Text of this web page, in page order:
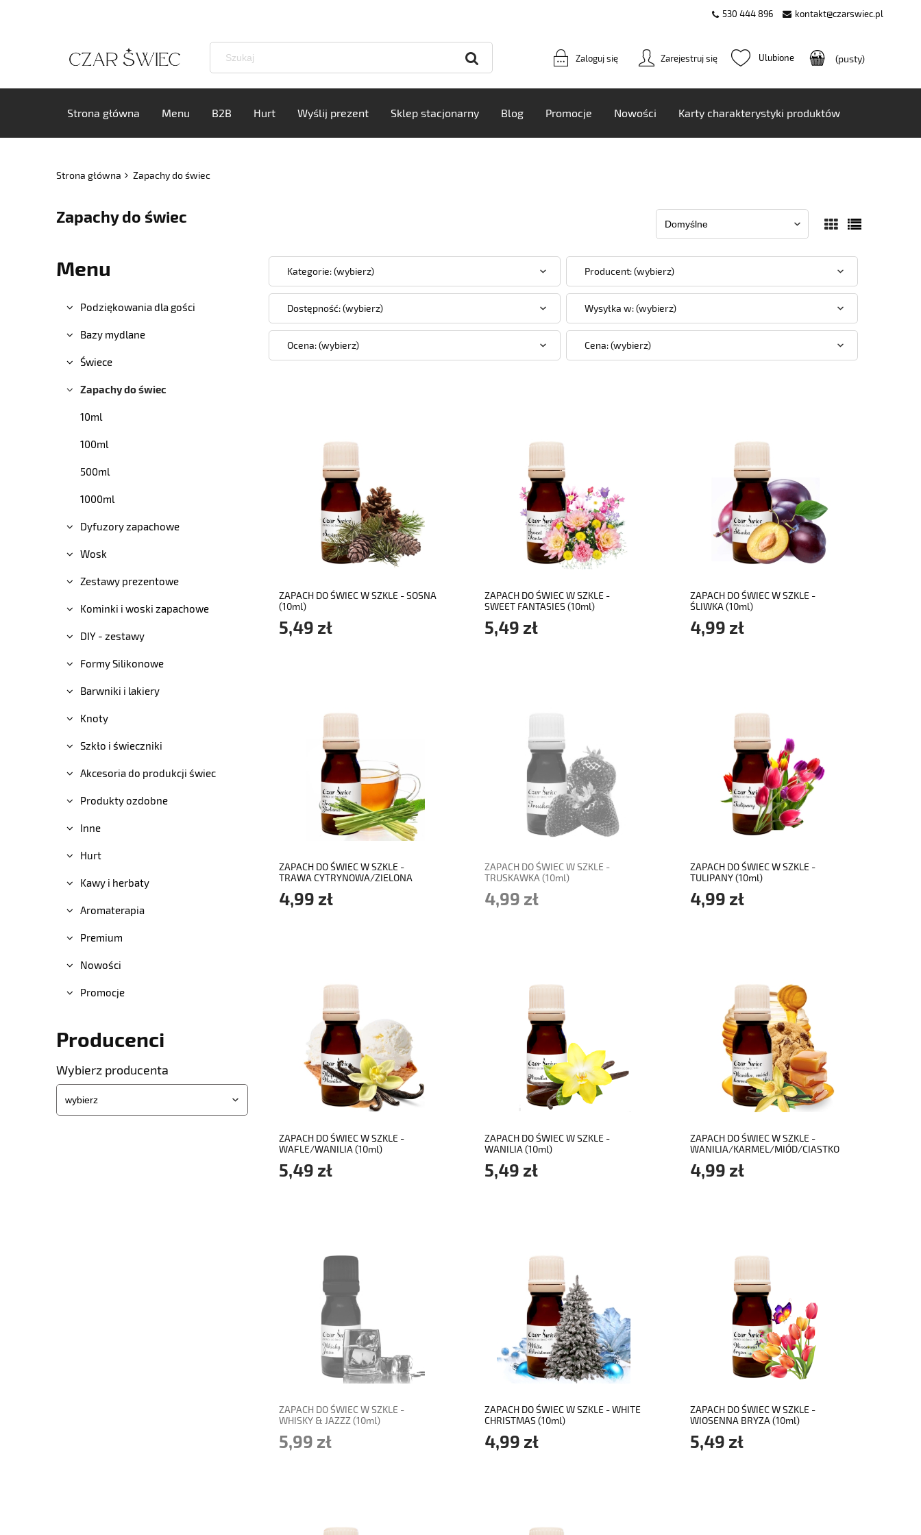
530 444 896 kontakt@czarswiec.pl
Zarejestruj się
Zaloguj się (pusty)
Strona główna Menu B2B Hurt Wyślij prezent Sklep stacjonarny Blog Promocje Nowości Karty charakterystyki produktów
Strona główna Zapachy do świec
Zapachy do świec
Menu
Podziękowania dla gości
Bazy mydlane
Świece
Zapachy do świec
10ml
100ml
500ml
1000ml
Dyfuzory zapachowe
Wosk
Zestawy prezentowe
Kominki i woski zapachowe
DIY - zestawy
Formy Silikonowe
Barwniki i lakiery
Knoty
Szkło i świeczniki
Akcesoria do produkcji świec
Produkty ozdobne
Inne
Hurt
Kawy i herbaty
Aromaterapia
Premium
Nowości
Promocje
Producenci
Wybierz producenta
Kategorie: (wybierz) Producent: (wybierz)
Dostępność: (wybierz) Wysyłka w: (wybierz)
Ocena: (wybierz) Cena: (wybierz)
ZAPACH DO ŚWIEC W SZKLE - SOSNA
(10ml)
5,49 zł
do koszyka
ZAPACH DO ŚWIEC W SZKLE -
SWEET FANTASIES (10ml)
5,49 zł
do koszyka
ZAPACH DO ŚWIEC W SZKLE -
ŚLIWKA (10ml)
4,99 zł
do koszyka
ZAPACH DO ŚWIEC W SZKLE -
TRAWA CYTRYNOWA/ZIELONA
4,99 zł
do koszyka
ZAPACH DO ŚWIEC W SZKLE -
TRUSKAWKA (10ml)
4,99 zł
powiadom o dostępności
ZAPACH DO ŚWIEC W SZKLE -
TULIPANY (10ml)
4,99 zł
do koszyka
ZAPACH DO ŚWIEC W SZKLE -
WAFLE/WANILIA (10ml)
5,49 zł
do koszyka
ZAPACH DO ŚWIEC W SZKLE -
WANILIA (10ml)
5,49 zł
do koszyka
ZAPACH DO ŚWIEC W SZKLE -
WANILIA/KARMEL/MIÓD/CIASTKO
4,99 zł
do koszyka
ZAPACH DO ŚWIEC W SZKLE -
WHISKY & JAZZZ (10ml)
5,99 zł
powiadom o dostępności
ZAPACH DO ŚWIEC W SZKLE - WHITE
CHRISTMAS (10ml)
4,99 zł
do koszyka
ZAPACH DO ŚWIEC W SZKLE -
WIOSENNA BRYZA (10ml)
5,49 zł
do koszyka